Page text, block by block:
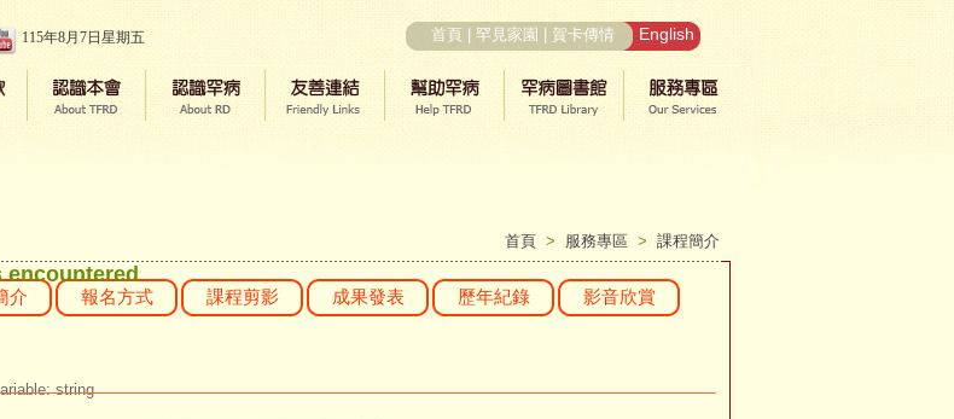
115年8月7日星期五 首頁 罕見家園 賀卡傳情 English
encountered
string
首頁 > 服務專區 > 課程簡介
介 報名方式 課程剪影 成果發表 歷年紀錄 影音欣賞